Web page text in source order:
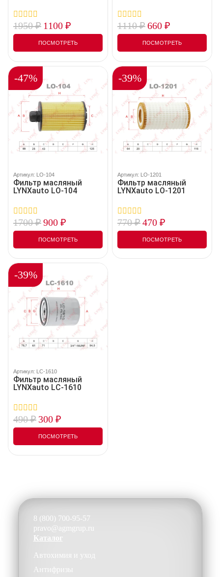
0
out
5
1950₽ 1100 ₽
ПОСМОТРЕТЬ
0
out
5
1110₽660 ₽
ПОСМОТРЕТЬ
-47%
Артикул: LO-104
Фильтр масляный
LYNXauto LO-104
0
out
5
1700₽900 ₽
ПОСМОТРЕТЬ
-39%
Артикул: LO-1201
Фильтр масляный
LYNXauto LO-1201
0
out
5
770₽470 ₽
ПОСМОТРЕТЬ
-39%
Артикул: LC-1610
Фильтр масляный
LYNXauto LC-1610
0
out
5
490₽ 300 ₽
ПОСМОТРЕТЬ
8 (800) 700-95-57
pravo@agmgrup.ru
Каталог
Автохимия и уход
Антифризы